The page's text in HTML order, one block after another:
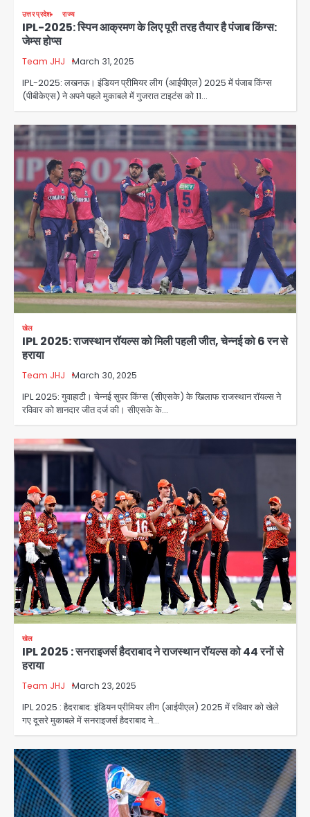
उत्तर प्रदेश राज्य
IPL-2025: स्पिन आक्रमण के लिए पूरी तरह तैयार है पंजाब किंग्स:
जेम्स होप्स
Team JHJ March 31, 2025
IPL-2025: लखनऊ। इंडियन प्रीमियर लीग (आईपीएल) 2025 में पंजाब किंग्स
(पीबीकेएस) ने अपने पहले मुकाबले में गुजरात टाइटंस को 11…
खेल
IPL 2025: राजस्थान रॉयल्स को मिली पहली जीत, चेन्नई को 6 रन से
हराया
Team JHJ March 30, 2025
IPL 2025: गुवाहाटी। चेन्नई सुपर किंग्स (सीएसके) के खिलाफ राजस्थान रॉयल्स ने
रविवार को शानदार जीत दर्ज की। सीएसके के…
खेल
IPL 2025 : सनराइजर्स हैदराबाद ने राजस्थान रॉयल्स को 44 रनों से
हराया
Team JHJ March 23, 2025
IPL 2025 : हैदराबाद: इंडियन प्रीमियर लीग (आईपीएल) 2025 में रविवार को खेले
गए दूसरे मुकाबले में सनराइजर्स हैदराबाद ने…
विभाग, GM मीना भार्गव पर उठ रहे सवाल,
कार्रवाई में देरी पर भी चर्चा तेज
jai hind janab
3
Noida News: गांजा तस्कर महिला से
सांठगांठ के आरोप में सिपाही गिरफ्तार, सेवा से
बर्खास्त, कई पुलिसकर्मियों में डर
jai hind janab